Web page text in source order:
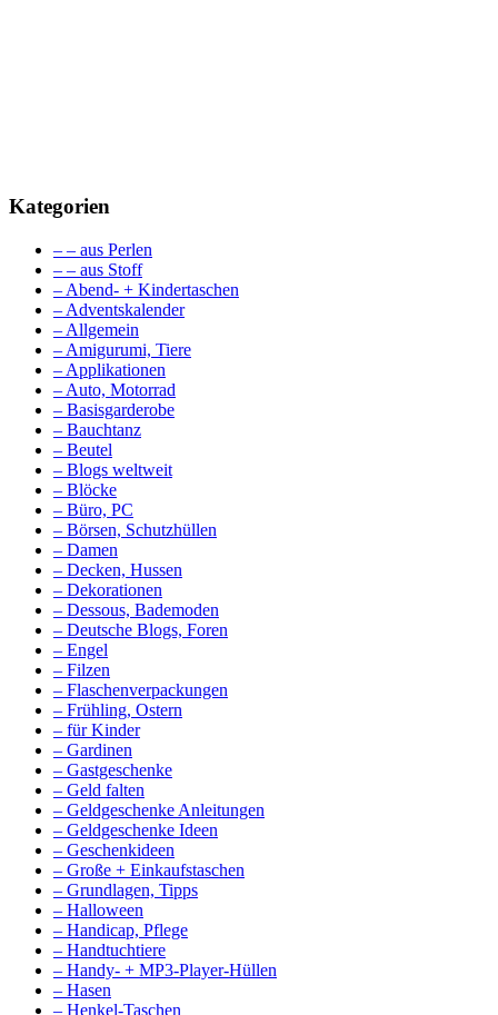
Kategorien
– – aus Perlen
– – aus Stoff
– Abend- + Kindertaschen
– Adventskalender
– Allgemein
– Amigurumi, Tiere
– Applikationen
– Auto, Motorrad
– Basisgarderobe
– Bauchtanz
– Beutel
– Blogs weltweit
– Blöcke
– Büro, PC
– Börsen, Schutzhüllen
– Damen
– Decken, Hussen
– Dekorationen
– Dessous, Bademoden
– Deutsche Blogs, Foren
– Engel
– Filzen
– Flaschenverpackungen
– Frühling, Ostern
– für Kinder
– Gardinen
– Gastgeschenke
– Geld falten
– Geldgeschenke Anleitungen
– Geldgeschenke Ideen
– Geschenkideen
– Große + Einkaufstaschen
– Grundlagen, Tipps
– Halloween
– Handicap, Pflege
– Handtuchtiere
– Handy- + MP3-Player-Hüllen
– Hasen
– Henkel-Taschen